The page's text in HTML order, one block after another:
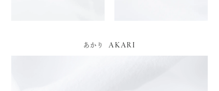
あかり AKARI